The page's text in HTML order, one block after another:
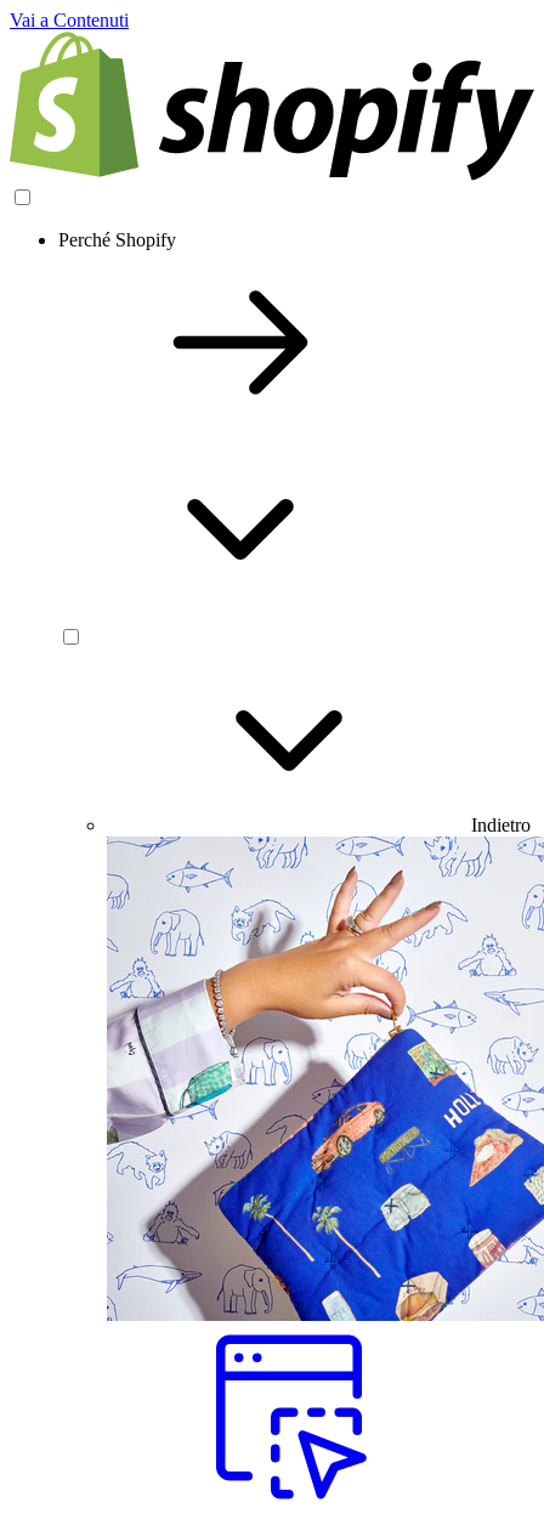
Vai a Contenuti
Perché Shopify
Indietro